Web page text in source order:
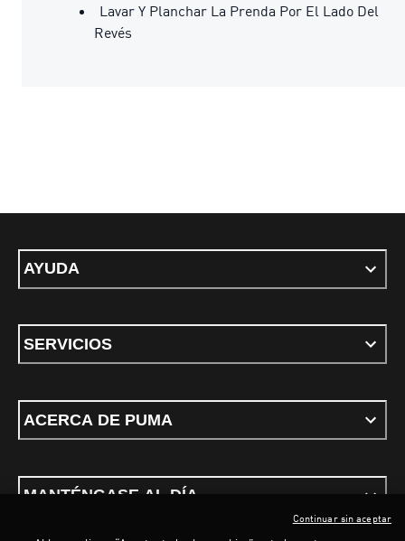
Lavar Y Planchar La Prenda Por El Lado Del
Revés
AYUDA
SERVICIOS
ACERCA DE PUMA
MANTÉNGASE AL DÍA
Continuar sin aceptar